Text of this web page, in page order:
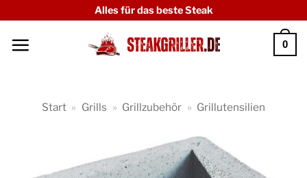
springen
Alles für das beste Steak
0
Start » Grills » Grillzubehör » Grillutensilien